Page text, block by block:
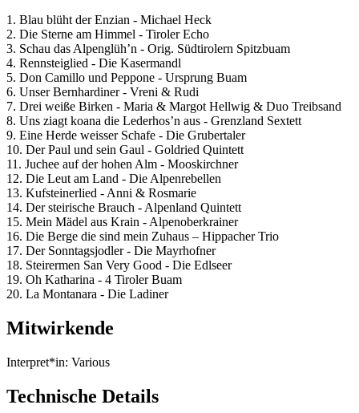
1. Blau blüht der Enzian - Michael Heck
2. Die Sterne am Himmel - Tiroler Echo
3. Schau das Alpenglüh’n - Orig. Südtirolern Spitzbuam
4. Rennsteiglied - Die Kasermandl
5. Don Camillo und Peppone - Ursprung Buam
6. Unser Bernhardiner - Vreni & Rudi
7. Drei weiße Birken - Maria & Margot Hellwig & Duo Treibsand
8. Uns ziagt koana die Lederhos’n aus - Grenzland Sextett
9. Eine Herde weisser Schafe - Die Grubertaler
10. Der Paul und sein Gaul - Goldried Quintett
11. Juchee auf der hohen Alm - Mooskirchner
12. Die Leut am Land - Die Alpenrebellen
13. Kufsteinerlied - Anni & Rosmarie
14. Der steirische Brauch - Alpenland Quintett
15. Mein Mädel aus Krain - Alpenoberkrainer
16. Die Berge die sind mein Zuhaus – Hippacher Trio
17. Der Sonntagsjodler - Die Mayrhofner
18. Steirermen San Very Good - Die Edlseer
19. Oh Katharina - 4 Tiroler Buam
20. La Montanara - Die Ladiner
Mitwirkende
Interpret*in: Various
Technische Details